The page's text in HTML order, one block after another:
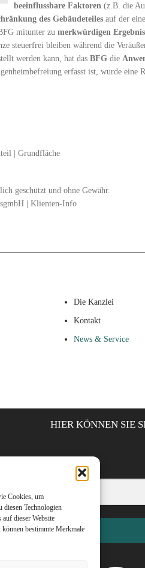
Cookies, um
diesen Technologien
dieser Website
bestimmte Merkmale
beeinflussbare Faktoren (z.B. die
des Gebäudeteiles auf der
mitunter zu merkwürdigen
steuerfrei bleiben während die
werden kann, hat das BFG die
erfasst ist, wurde eine
| Grundfläche
geschützt und ohne Gewähr.
| Klienten-Info
Die Kanzlei
Kontakt
News & Service
HIER KÖNNEN SIE